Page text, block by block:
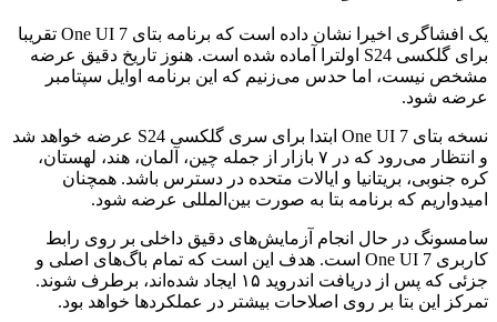
یک افشاگری اخیرا نشان داده است که برنامه بتای One UI 7 تقریبا
برای گلکسی S24 اولترا آماده شده است. هنوز تاریخ دقیق عرضه
مشخص نیست، اما حدس می‌زنیم که این برنامه اوایل سپتامبر
عرضه شود.
نسخه بتای One UI 7 ابتدا برای سری گلکسی S24 عرضه خواهد شد
و انتظار می‌رود که در ۷ بازار از جمله چین، آلمان، هند، لهستان،
کره جنوبی، بریتانیا و ایالات متحده در دسترس باشد. همچنان
امیدواریم که برنامه بتا به صورت بین‌المللی عرضه شود.
سامسونگ در حال انجام آزمایش‌های دقیق داخلی بر روی رابط
کاربری One UI 7 است. هدف این است که تمام باگ‌های اصلی و
جزئی که پس از دریافت اندروید ۱۵ ایجاد شده‌اند، برطرف شوند.
تمرکز این بتا بر روی اصلاحات بیشتر در عملکردها خواهد بود.